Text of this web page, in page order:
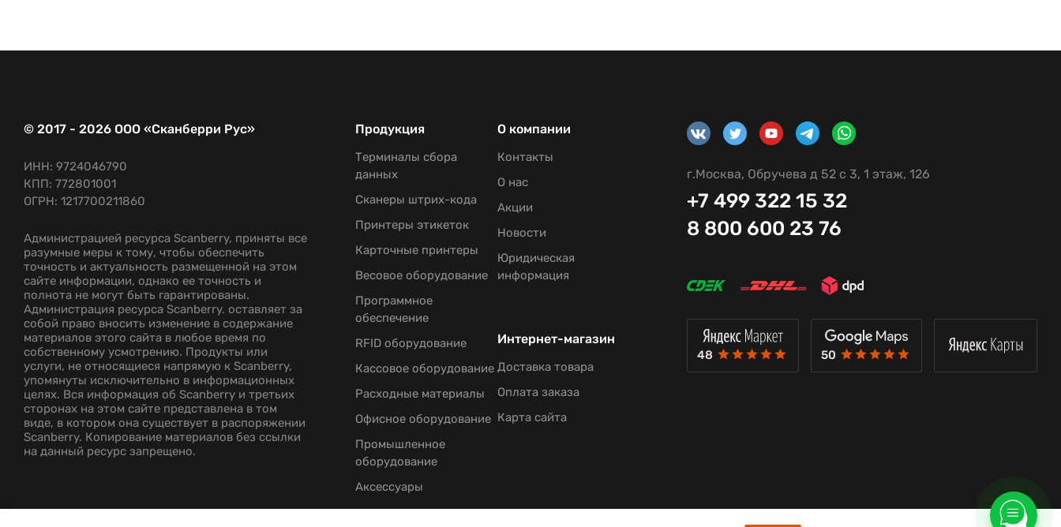
© 2017 - 2026 ООО «Сканберри Рус»
ИНН: 9724046790
КПП: 772801001
ОГРН: 1217700211860
Продукция
Терминалы сбора
данных
Сканеры штрих-кода
Принтеры этикеток
Карточные принтеры
Весовое оборудование
Программное
обеспечение
RFID оборудование
Кассовое оборудование
Расходные материалы
Офисное оборудование
Промышленное
оборудование
Аксессуары
О компании
Контакты
О нас
Акции
Новости
Юридическая
информация
Интернет-магазин
Доставка товара
Оплата заказа
Карта сайта
г.Москва, Обручева д 52 с 3, 1 этаж, 126
+7 499 322 15 32
8 800 600 23 76
48 50